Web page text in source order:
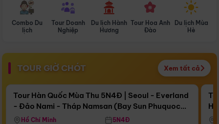
Combo Du
lịch
Tour Doanh
Nghiệp
Du lịch Hành
Hương
Tour Hoa Anh
Đào
Du lịch Mùa
Hè
TOUR GIỜ CHÓT Xem tất cả
Còn17 ngày 15:11:10
Bay Sun Phuquoc Airways
Điểm nổi bật
Tour Hàn Quốc Mùa Thu 5N4Đ | Seoul - Everland
- Đảo Nami - Tháp Namsan (Bay Sun Phuquoc
Airways)
Hồ Chí Minh 5N4Đ